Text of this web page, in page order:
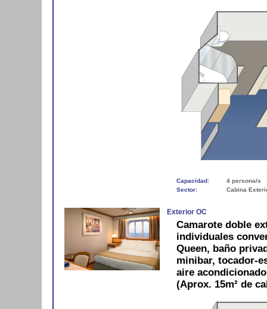
Capacidad:
4 persona/s
Sector:
Cabina
Exterior OC
Camarote doble
individuales
Queen, baño
minibar, tocador-
aire
(Aprox. 15m² de